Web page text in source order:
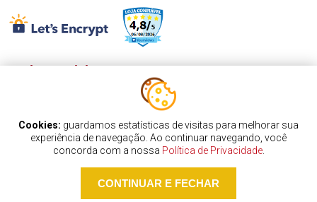
Cookies: guardamos estatísticas de visitas para melhorar sua
experiência de navegação. Ao continuar navegando, você
concorda com a nossa Política de Privacidade.
CONTINUAR E FECHAR
Redes Sociais
Desenvolvimento